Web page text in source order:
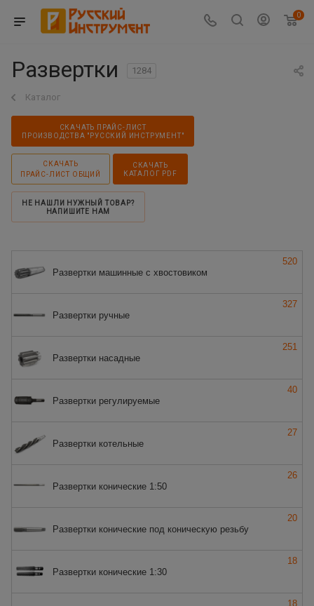
0
Развертки 1284
Каталог
СКАЧАТЬ ПРАЙС-ЛИСТ
ПРОИЗВОДСТВА "РУССКИЙ ИНСТРУМЕНТ"
СКАЧАТЬ
ПРАЙС-ЛИСТ ОБЩИЙ
СКАЧАТЬ
КАТАЛОГ PDF
НЕ НАШЛИ НУЖНЫЙ ТОВАР?
НАПИШИТЕ НАМ
Развертки машинные с хвостовиком
520
Развертки ручные
327
Развертки насадные
251
Развертки регулируемые
40
Развертки котельные
27
Развертки конические 1:50
26
Развертки конические под коническую резьбу
20
Развертки конические 1:30
18
18